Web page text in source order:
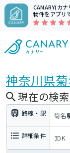
CANARY(カナ
物件をアプリ
神奈川県
現在の検
路線・駅 菊名
詳細条件 3DK